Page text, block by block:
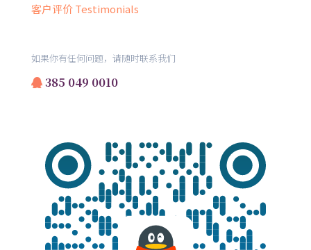
客户评价 Testimonials
如果你有任何问题，请随时联系我们
385 049 0010